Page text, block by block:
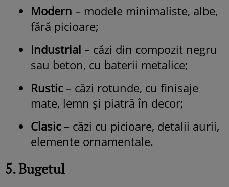
Modern – modele minimaliste, albe,
fără picioare;
Industrial – căzi din compozit negru
sau beton, cu baterii metalice;
Rustic– căzi rotunde, cu finisaje
mate, lemn și piatră în decor;
Clasic– căzi cu picioare, detalii aurii,
elemente ornamentale.
5. Bugetul